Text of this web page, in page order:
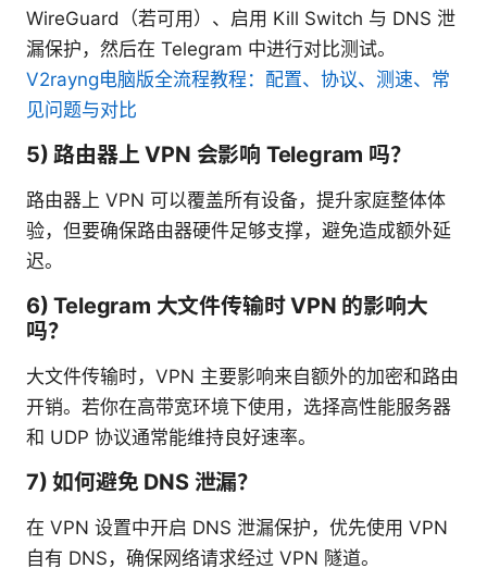
WireGuard（若可用）、启用 Kill Switch 与 DNS 泄
漏保护，然后在 Telegram 中进行对比测试。
V2rayng电脑版全流程教程：配置、协议、测速、常
见问题与对比
5) 路由器上 VPN 会影响 Telegram 吗？
路由器上 VPN 可以覆盖所有设备，提升家庭整体体
验，但要确保路由器硬件足够支撑，避免造成额外延
迟。
6) Telegram 大文件传输时 VPN 的影响大
吗？
大文件传输时，VPN 主要影响来自额外的加密和路由
开销。若你在高带宽环境下使用，选择高性能服务器
和 UDP 协议通常能维持良好速率。
7) 如何避免 DNS 泄漏？
在 VPN 设置中开启 DNS 泄漏保护，优先使用 VPN
自有 DNS，确保网络请求经过 VPN 隧道。